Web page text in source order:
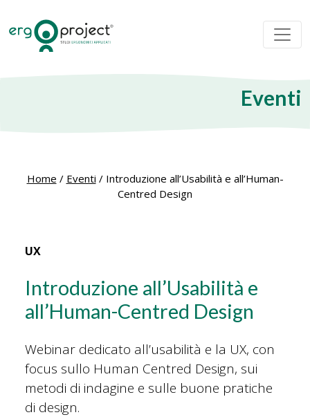
Eventi
Home / Eventi / Introduzione all’Usabilità e all’Human-
Centred Design
UX
Introduzione all’Usabilità e
all’Human-Centred Design
Webinar dedicato all’usabilità e la UX, con
focus sullo Human Centred Design, sui
metodi di indagine e sulle buone pratiche
di design.